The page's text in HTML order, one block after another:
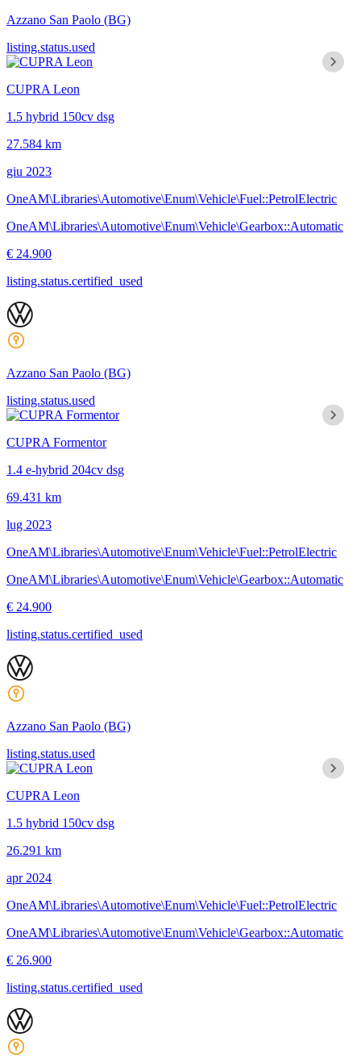
Azzano San Paolo (BG)
listing.status.used
CUPRA Leon
1.5 hybrid 150cv dsg
27.584 km
giu 2023
OneAM\Libraries\Automotive\Enum\Vehicle\Fuel::PetrolElectric
OneAM\Libraries\Automotive\Enum\Vehicle\Gearbox::Automatic
€ 24.900
listing.status.certified_used
Azzano San Paolo (BG)
listing.status.used
CUPRA Formentor
1.4 e-hybrid 204cv dsg
69.431 km
lug 2023
OneAM\Libraries\Automotive\Enum\Vehicle\Fuel::PetrolElectric
OneAM\Libraries\Automotive\Enum\Vehicle\Gearbox::Automatic
€ 24.900
listing.status.certified_used
Azzano San Paolo (BG)
listing.status.used
CUPRA Leon
1.5 hybrid 150cv dsg
26.291 km
apr 2024
OneAM\Libraries\Automotive\Enum\Vehicle\Fuel::PetrolElectric
OneAM\Libraries\Automotive\Enum\Vehicle\Gearbox::Automatic
€ 26.900
listing.status.certified_used